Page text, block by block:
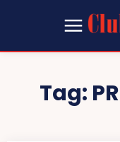
Tag: